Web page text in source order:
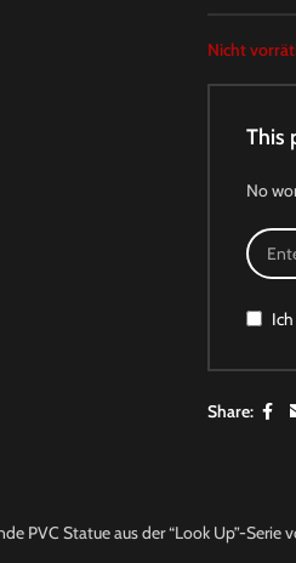
Nicht
This
No
Share:
PVC Statue aus der “Look Up”-Serie